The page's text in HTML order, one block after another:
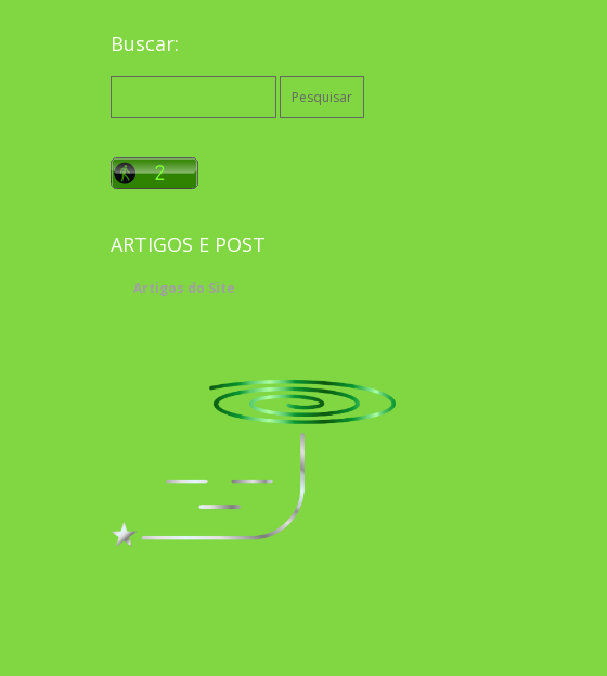
Buscar:
ARTIGOS E POST
Artigos do Site